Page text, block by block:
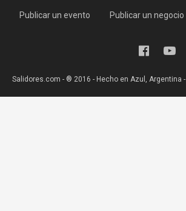
Publicar un evento Publicar un negocio
Salidores.com - ® 2016 - Hecho en Azul, Argentina -